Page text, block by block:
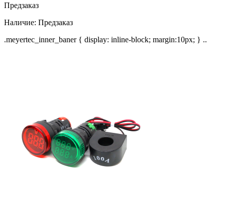
Предзаказ
Наличие: Предзаказ
.meyertec_inner_baner { display: inline-block; margin:10px; } ..